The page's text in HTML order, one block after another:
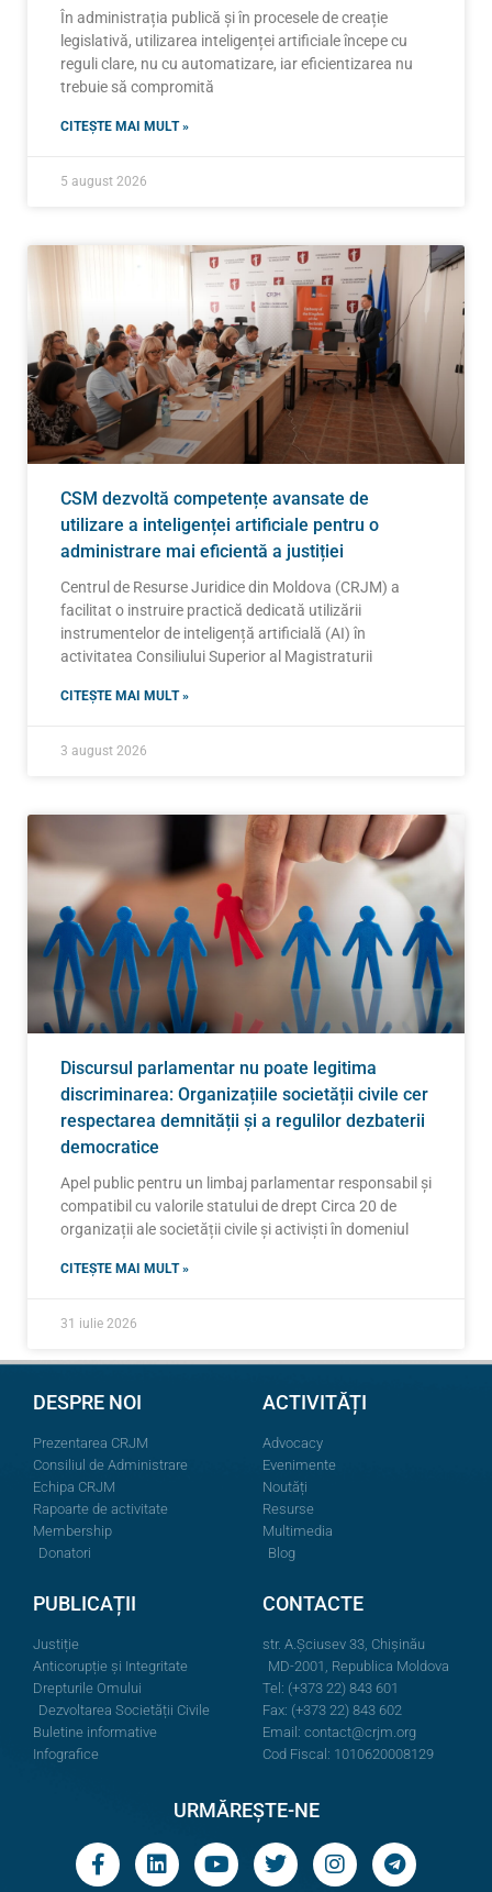
În administrația publică și în procesele de creație
legislativă, utilizarea inteligenței artificiale începe cu
reguli clare, nu cu automatizare, iar eficientizarea nu
trebuie să compromită
CITEȘTE MAI MULT »
5 august 2026
CSM dezvoltă competențe avansate de
utilizare a inteligenței artificiale pentru o
administrare mai eficientă a justiției
Centrul de Resurse Juridice din Moldova (CRJM) a
facilitat o instruire practică dedicată utilizării
instrumentelor de inteligență artificială (AI) în
activitatea Consiliului Superior al Magistraturii
CITEȘTE MAI MULT »
3 august 2026
Discursul parlamentar nu poate legitima
discriminarea: Organizațiile societății civile cer
respectarea demnității și a regulilor dezbaterii
democratice
Apel public pentru un limbaj parlamentar responsabil și
compatibil cu valorile statului de drept Circa 20 de
organizații ale societății civile și activiști în domeniul
CITEȘTE MAI MULT »
31 iulie 2026
DESPRE NOI
Prezentarea CRJM
Consiliul de Administrare
Echipa CRJM
Rapoarte de activitate
Membership
Donatori
ACTIVITĂȚI
Advocacy
Evenimente
Noutăți
Resurse
Multimedia
Blog
PUBLICAȚII
Justiție
Anticorupție și Integritate
Drepturile Omului
Dezvoltarea Societății Civile
Buletine informative
Infografice
CONTACTE
str. A.Şciusev 33, Chișinău
MD-2001, Republica Moldova
Tel: (+373 22) 843 601
Fax: (+373 22) 843 602
Email: contact@crjm.org
Cod Fiscal: 1010620008129
URMĂREȘTE-NE